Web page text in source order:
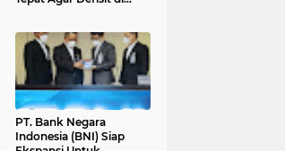
PT. Bank Negara
Indonesia (BNI) Siap